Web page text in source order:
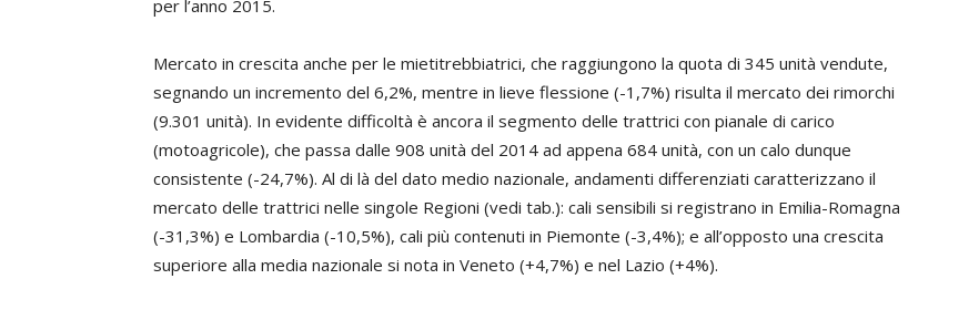
per l’anno 2015.
Mercato in crescita anche per le mietitrebbiatrici, che raggiungono la quota di 345 unità vendute,
segnando un incremento del 6,2%, mentre in lieve flessione (-1,7%) risulta il mercato dei rimorchi
(9.301 unità). In evidente difficoltà è ancora il segmento delle trattrici con pianale di carico
(motoagricole), che passa dalle 908 unità del 2014 ad appena 684 unità, con un calo dunque
consistente (-24,7%). Al di là del dato medio nazionale, andamenti differenziati caratterizzano il
mercato delle trattrici nelle singole Regioni (vedi tab.): cali sensibili si registrano in Emilia-Romagna
(-31,3%) e Lombardia (-10,5%), cali più contenuti in Piemonte (-3,4%); e all’opposto una crescita
superiore alla media nazionale si nota in Veneto (+4,7%) e nel Lazio (+4%).